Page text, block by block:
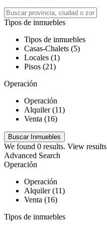
Tipos de inmuebles
Tipos de inmuebles
Casas-Chalets (5)
Locales (1)
Pisos (21)
Operación
Operación
Alquiler (11)
Venta (16)
We found 0 results. View results
Advanced Search
Operación
Operación
Alquiler (11)
Venta (16)
Tipos de inmuebles